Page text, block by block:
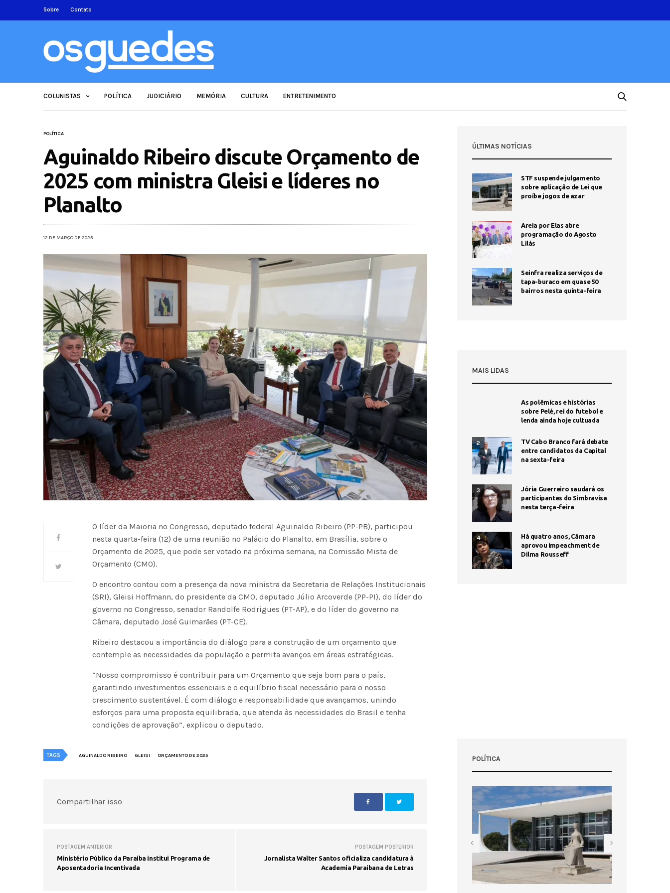
Sobre Contato
COLUNISTAS POLÍTICA JUDICIÁRIO MEMÓRIA CULTURA ENTRETENIMENTO
POLÍTICA
Aguinaldo Ribeiro discute Orçamento de
2025 com ministra Gleisi e líderes no
Planalto
12 DE MARÇO DE 2025
O líder da Maioria no Congresso, deputado federal Aguinaldo Ribeiro (PP-PB), participou
nesta quarta-feira (12) de uma reunião no Palácio do Planalto, em Brasília, sobre o
Orçamento de 2025, que pode ser votado na próxima semana, na Comissão Mista de
Orçamento (CMO).
O encontro contou com a presença da nova ministra da Secretaria de Relações Institucionais
(SRI), Gleisi Hoffmann, do presidente da CMO, deputado Júlio Arcoverde (PP-PI), do líder do
governo no Congresso, senador Randolfe Rodrigues (PT-AP), e do líder do governo na
Câmara, deputado José Guimarães (PT-CE).
Ribeiro destacou a importância do diálogo para a construção de um orçamento que
contemple as necessidades da população e permita avanços em áreas estratégicas.
“Nosso compromisso é contribuir para um Orçamento que seja bom para o país,
garantindo investimentos essenciais e o equilíbrio fiscal necessário para o nosso
crescimento sustentável. É com diálogo e responsabilidade que avançamos, unindo
esforços para uma proposta equilibrada, que atenda às necessidades do Brasil e tenha
condições de aprovação”, explicou o deputado.
TAGS AGUINALDO RIBEIRO GLEISI ORÇAMENTO DE 2025
Compartilhar isso
POSTAGEM ANTERIOR
Ministério Público da Paraíba institui Programa de
Aposentadoria Incentivada
POSTAGEM POSTERIOR
Jornalista Walter Santos oficializa candidatura à
Academia Paraibana de Letras
ÚLTIMAS NOTÍCIAS
STF suspende julgamento
sobre aplicação de Lei que
proíbe jogos de azar
Areia por Elas abre
programação do Agosto
Lilás
Seinfra realiza serviços de
tapa-buraco em quase 50
bairros nesta quinta-feira
MAIS LIDAS
As polêmicas e histórias
sobre Pelé, rei do futebol e
lenda ainda hoje cultuada
2
TV Cabo Branco fará debate
entre candidatos da Capital
na sexta-feira
3
Jória Guerreiro saudará os
participantes do Simbravisa
nesta terça-feira
4
Há quatro anos, Câmara
aprovou impeachment de
Dilma Rousseff
POLÍTICA